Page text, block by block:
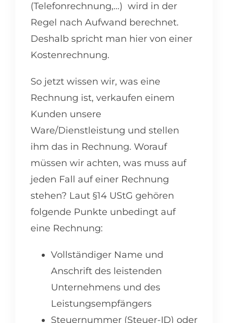
(Telefonrechnung,…) wird in der
Regel nach Aufwand berechnet.
Deshalb spricht man hier von einer
Kostenrechnung.
So jetzt wissen wir, was eine
Rechnung ist, verkaufen einem
Kunden unsere
Ware/Dienstleistung und stellen
ihm das in Rechnung. Worauf
müssen wir achten, was muss auf
jeden Fall auf einer Rechnung
stehen? Laut §14 UStG gehören
folgende Punkte unbedingt auf
eine Rechnung:
Vollständiger Name und
Anschrift des leistenden
Unternehmens und des
Leistungsempfängers
Steuernummer (Steuer-ID) oder